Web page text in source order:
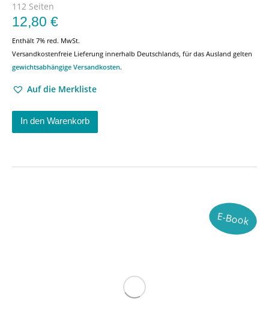
112 Seiten
12,80 €
Enthält 7% red. MwSt.
Versandkostenfreie Lieferung innerhalb Deutschlands, für das Ausland gelten
gewichtsabhängige Versandkosten.
Auf die Merkliste
In den Warenkorb
E-Book